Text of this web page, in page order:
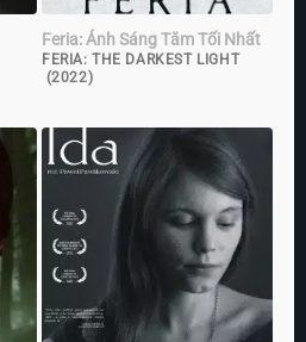
Feria: Ánh Sáng Tăm Tối Nhất
FERIA: THE DARKEST LIGHT
(2022)